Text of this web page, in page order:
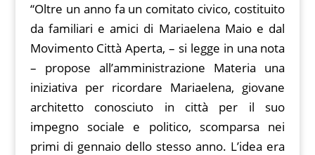
“Oltre un anno fa un comitato civico, costituito
da familiari e amici di Mariaelena Maio e dal
Movimento Città Aperta, – si legge in una nota
– propose all’amministrazione Materia una
iniziativa per ricordare Mariaelena, giovane
architetto conosciuto in città per il suo
impegno sociale e politico, scomparsa nei
primi di gennaio dello stesso anno. L’idea era